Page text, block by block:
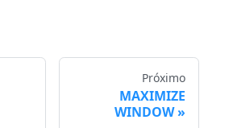
Próximo
MAXIMIZE
WINDOW